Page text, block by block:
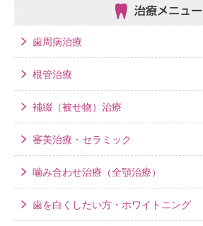
治療メニュー
歯周病治療
根管治療
補綴（被せ物）治療
審美治療・セラミック
噛み合わせ治療（全顎治療）
歯を白くしたい方・ホワイトニング